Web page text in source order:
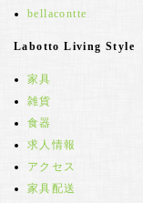
bellacontte
Labotto Living Style
家具
雑貨
食器
求人情報
アクセス
家具配送